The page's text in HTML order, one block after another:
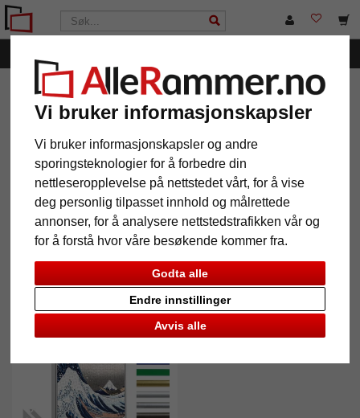
Vi bruker informasjonskapsler
Vi bruker informasjonskapsler og andre
sporingsteknologier for å forbedre din
nettleseropplevelse på nettstedet vårt, for å vise
deg personlig tilpasset innhold og målrettede
annonser, for å analysere nettstedstrafikken vår og
for å forstå hvor våre besøkende kommer fra.
Godta alle
Avvis alle
Endre innstillinger
AlleRammer.no Bilderammer etter mål
Bilderammer for
puslespill
12 Produkt Popularitet
Galleri